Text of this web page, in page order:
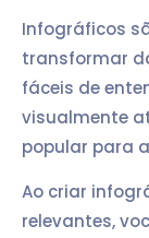
Infográficos
transformar
fáceis de
visualmente
popular para
Ao criar
relevantes,